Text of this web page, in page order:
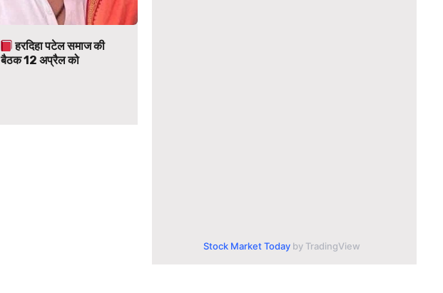
हरदिहा पटेल समाज की
बैठक 12 अप्रैल को
Stock Market Today by TradingView